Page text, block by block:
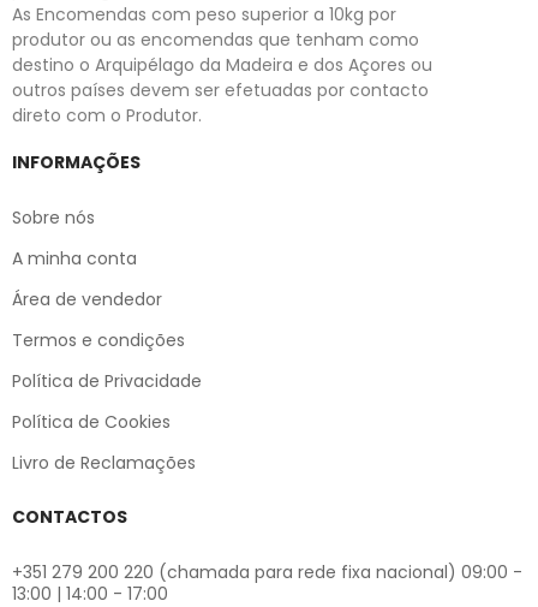
As Encomendas com peso superior a 10kg por
produtor ou as encomendas que tenham como
destino o Arquipélago da Madeira e dos Açores ou
outros países devem ser efetuadas por contacto
direto com o Produtor.
INFORMAÇÕES
Sobre nós
A minha conta
Área de vendedor
Termos e condições
Política de Privacidade
Política de Cookies
Livro de Reclamações
CONTACTOS
+351 279 200 220 (chamada para rede fixa nacional) 09:00 -
13:00 | 14:00 - 17:00